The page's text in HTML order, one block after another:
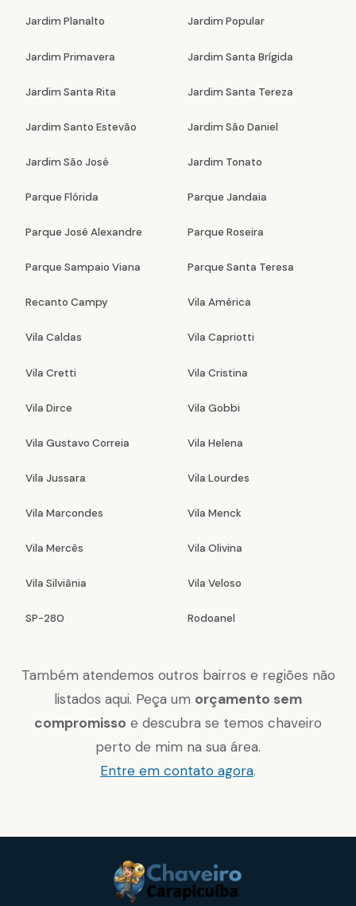
Jardim Planalto Jardim Popular
Jardim Primavera Jardim Santa Brígida
Jardim Santa Rita Jardim Santa Tereza
Jardim Santo Estevão Jardim São Daniel
Jardim São José Jardim Tonato
Parque Flórida Parque Jandaia
Parque José Alexandre Parque Roseira
Parque Sampaio Viana Parque Santa Teresa
Recanto Campy Vila América
Vila Caldas Vila Capriotti
Vila Cretti Vila Cristina
Vila Dirce Vila Gobbi
Vila Gustavo Correia Vila Helena
Vila Jussara Vila Lourdes
Vila Marcondes Vila Menck
Vila Mercês Vila Olivina
Vila Silviânia Vila Veloso
SP-280 Rodoanel
Também atendemos outros bairros e regiões não
listados aqui. Peça um orçamento sem
compromisso e descubra se temos chaveiro
perto de mim na sua área.
Entre em contato agora.